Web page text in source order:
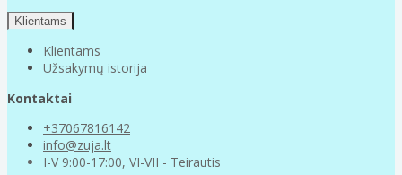
Klientams
Klientams
Užsakymų istorija
Kontaktai
+37067816142
info@zuja.lt
I-V 9:00-17:00, VI-VII - Teirautis